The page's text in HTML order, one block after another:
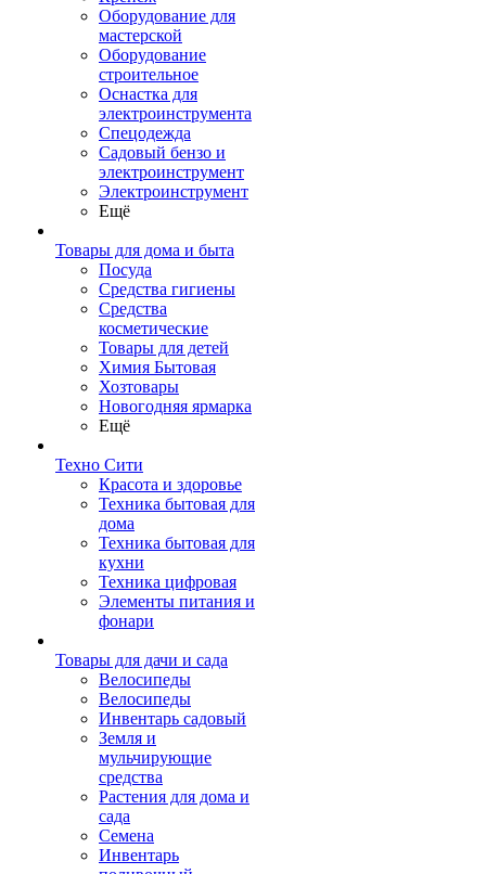
Оборудование для
мастерской
Оборудование
строительное
Оснастка для
электроинструмента
Спецодежда
Садовый бензо и
электроинструмент
Электроинструмент
Ещё
Товары для дома и быта
Посуда
Средства гигиены
Средства
косметические
Товары для детей
Химия Бытовая
Хозтовары
Новогодняя ярмарка
Ещё
Техно Сити
Красота и здоровье
Техника бытовая для
дома
Техника бытовая для
кухни
Техника цифровая
Элементы питания и
фонари
Товары для дачи и сада
Велосипеды
Велосипеды
Инвентарь садовый
Земля и
мульчирующие
средства
Растения для дома и
сада
Семена
Инвентарь